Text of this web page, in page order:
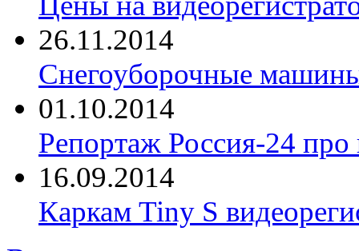
26.11.2014
Снегоуборочные машины
01.10.2014
Репортаж Россия-24 про
16.09.2014
Каркам Tiny S